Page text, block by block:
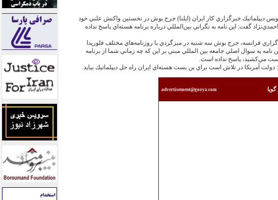
ديپلماتيك خبرگزاري كار ايران (ايلنا) جرج بوش در نخستين واكنش علني خود
گفت: اين نامه به نگراني بين‌‏المللي درباره برنامه هسته‌‏اي پاسخ نداده
فرانسه، جرج بوش سه شنبه در ميزگردي با روزنامه‌‏هاي مختلف فلوريدا
نامه به سوال اصلي جامعه بين المللي مبني بر اين كه چه زماني شما از برنامه
مي‌‏كشيد، پاسخ نداده است.
آمريكا در تلاش است براي بن بست هسته‌‏اي ايران راه حل ديپلماتيك بيايد.
advertisement@gooya.com